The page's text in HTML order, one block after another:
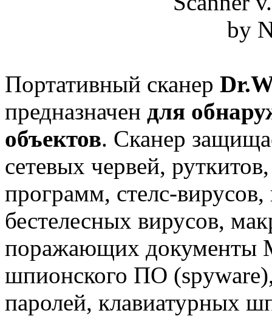
Портативный сканер
предназначен для
объектов. Сканер
сетевых червей,
программ, стелс-
бестелесных вирусов,
поражающих документы
шпионского ПО
паролей, клавиатурных